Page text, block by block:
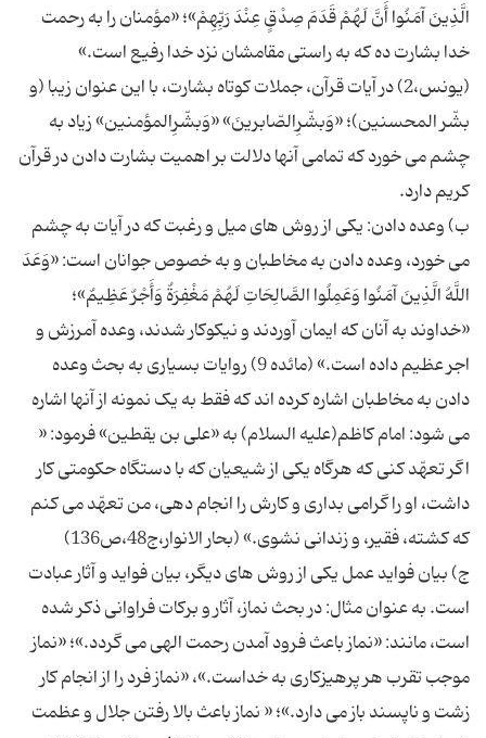
الَّذِینَ آمَنُوا أَنَّ لَهُمْ قَدَمَ صِدْقٍ عِنْدَ رَبِّهِمْ»؛ «مؤمنان را به رحمت
خدا بشارت ده که به راستی مقامشان نزد خدا رفیع است.»
(یونس،2) در آیات قرآن، جملات کوتاه بشارت، با این عنوان زیبا (و
بشّر المحسنین)؛ «وَبشّرِالصّابرینَ» «وَبشّرِالمؤمنین» زیاد به
چشم می خورد که تمامی آنها دلالت بر اهمیت بشارت دادن در قرآن
ب) وعده دادن: یکی از روش های میل و رغبت که در آیات به چشم
می خورد، وعده دادن به مخاطبان و به خصوص جوانان است: «وَعَدَ
اللَّهُ الَّذِینَ آمَنُوا وَعَمِلُوا الصَّالِحَاتِ لَهُمْ مَغْفِرَةٌ وَأَجْرٌ عَظِیمٌ»؛
«خداوند به آنان که ایمان آوردند و نیکوکار شدند، وعده آمرزش و
اجر عظیم داده است.» (مائده 9) روایات بسیاری به بحث وعده
دادن به مخاطبان اشاره کرده اند که فقط به یک نمونه از آنها اشاره
می شود: امام کاظم(علیه السلام) به «علی بن یقطین» فرمود: «
اگر تعهّد کنی که هرگاه یکی از شیعیان که با دستگاه حکومتی کار
داشت، او را گرامی بداری و کارش را انجام دهی، من تعهّد می کنم
ج) بیان فواید عمل یکی از روش های دیگر، بیان فواید و آثار عبادت
است. به عنوان مثال: در بحث نماز، آثار و برکات فراوانی ذکر شده
است، مانند: «نماز باعث فرود آمدن رحمت الهی می گردد.»؛ «نماز
موجب تقرب هر پرهیزکاری به خداست.»، «نماز فرد را از انجام کار
زشت و ناپسند باز می دارد.»؛ « نماز باعث بالا رفتن جلال و عظمت